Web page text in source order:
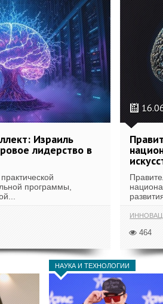
Израиль
лидерство в
программы,
464
НАУКА И ТЕХНОЛОГИИ